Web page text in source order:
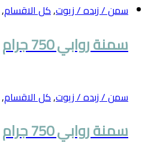
سمن / زبده / زيوت,كل الاقسام,
سمنة روابي 750 جرام
سمن / زبده / زيوت,كل الاقسام,
سمنة روابي 750 جرام